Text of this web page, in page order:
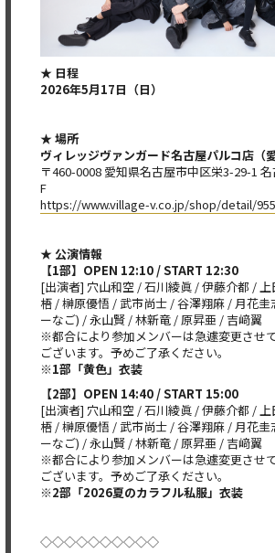
★ 日程
2026年5月17日（日）
★ 場所
ヴィレッジヴァンガード名古屋パルコ店（愛
〒460-0008 愛知県名古屋市中区栄3-29-1
F
https://www.village-v.co.jp/shop/detail/955
★ 公演情報
【1部】OPEN 12:10 / START 12:30
[出演者] 穴山和空 / 石川綾眞 / 伊藤介都 /
梧 / 榊原優悟 / 武市尚士 / 谷澤翔麻 / 月花圭
ーなご) / 永山賢 / 林新竜 / 原昇亜 / 吉﨑翼
※都合により参加メンバーは急遽変更させ
ございます。予めご了承ください。
※1部「黄色」衣装
【2部】OPEN 14:40 / START 15:00
[出演者] 穴山和空 / 石川綾眞 / 伊藤介都 /
梧 / 榊原優悟 / 武市尚士 / 谷澤翔麻 / 月花圭
ーなご) / 永山賢 / 林新竜 / 原昇亜 / 吉﨑翼
※都合により参加メンバーは急遽変更させ
ございます。予めご了承ください。
※2部「2026夏のカラフル私服」衣装
◇◇◇◇◇◇◇◇◇◇